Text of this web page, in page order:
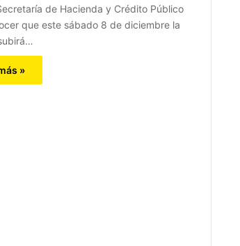
de Hacienda y Crédito Público
que este sábado 8 de diciembre la
»